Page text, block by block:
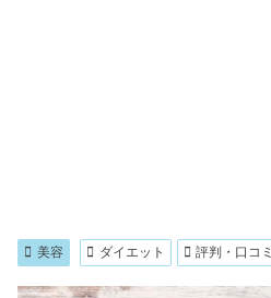
美容 ダイエット 評判・口コミ